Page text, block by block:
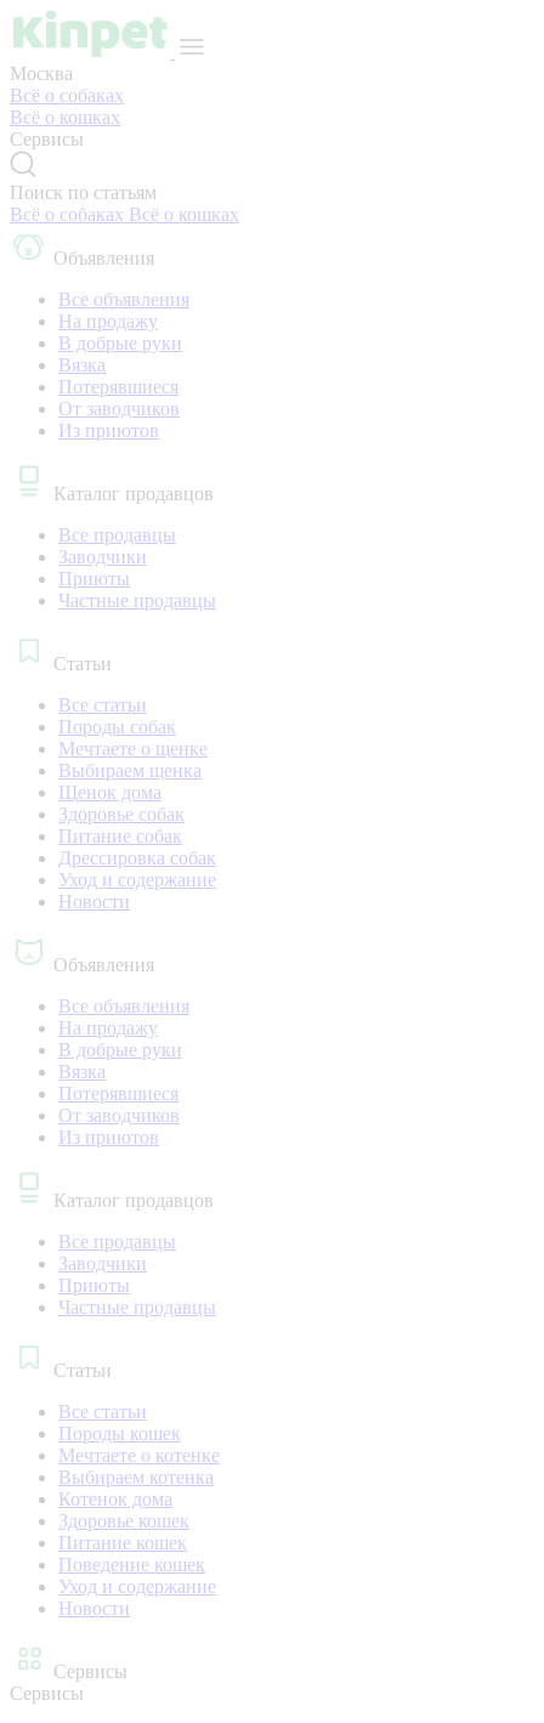
Москва
Всё о собаках
Всё о кошках
Сервисы
Поиск по статьям
Всё о собаках Всё о кошках
Объявления
Все объявления
На продажу
В добрые руки
Вязка
Потерявшиеся
От заводчиков
Из приютов
Каталог продавцов
Все продавцы
Заводчики
Приюты
Частные продавцы
Статьи
Все статьи
Породы собак
Мечтаете о щенке
Выбираем щенка
Щенок дома
Здоровье собак
Питание собак
Дрессировка собак
Уход и содержание
Новости
Объявления
Все объявления
На продажу
В добрые руки
Вязка
Потерявшиеся
От заводчиков
Из приютов
Каталог продавцов
Все продавцы
Заводчики
Приюты
Частные продавцы
Статьи
Все статьи
Породы кошек
Мечтаете о котенке
Выбираем котенка
Котенок дома
Здоровье кошек
Питание кошек
Поведение кошек
Уход и содержание
Новости
Сервисы
Сервисы